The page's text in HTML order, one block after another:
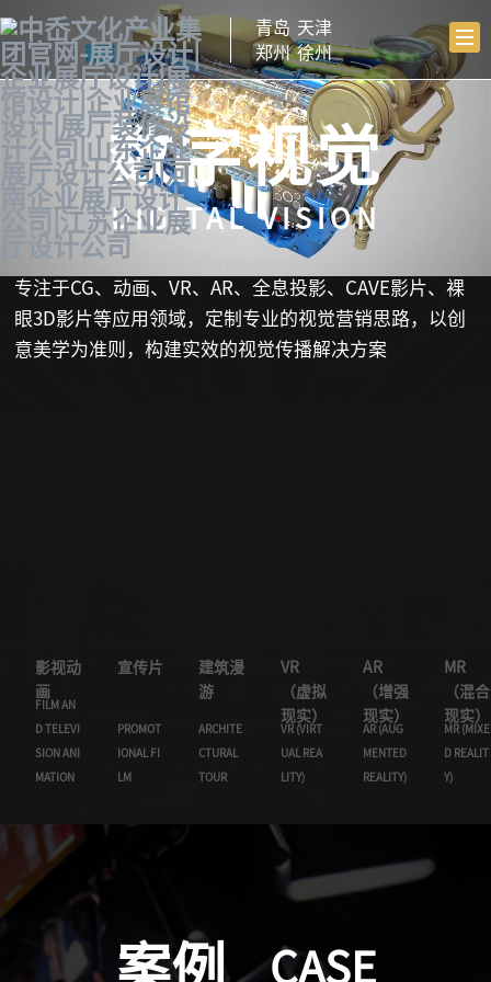
青岛 天津
郑州 徐州
数字视觉
DIGITAL VISION
专注于CG、动画、VR、AR、全息投影、CAVE影片、裸
眼3D影片等应用领域，定制专业的视觉营销思路，以创
意美学为准则，构建实效的视觉传播解决方案
影视动
画
FILM AN
D TELEVI
SION ANI
MATION
宣传片
PROMOT
IONAL FI
LM
建筑漫
游
ARCHITE
CTURAL
TOUR
VR
（虚拟
现实）
VR (VIRT
UAL REA
LITY)
AR
（增强
现实）
AR (AUG
MENTED
REALITY)
MR
（混合
现实）
MR (MIXE
D REALIT
Y)
案例 CASE